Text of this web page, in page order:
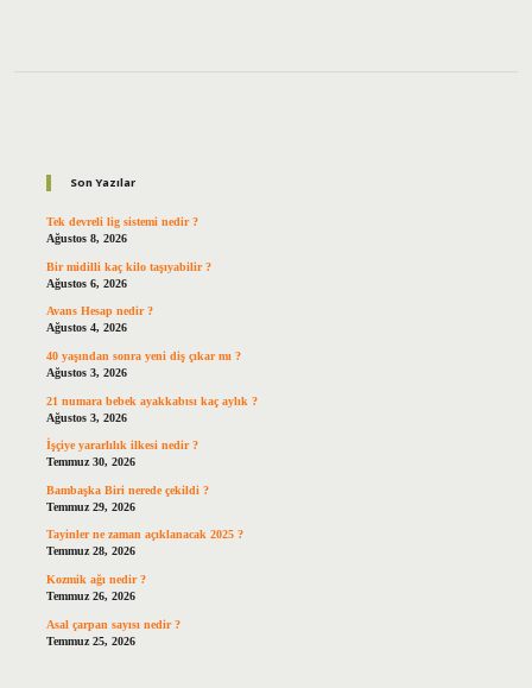
Son Yazılar
Tek devreli lig sistemi nedir ?
Ağustos 8, 2026
Bir midilli kaç kilo taşıyabilir ?
Ağustos 6, 2026
Avans Hesap nedir ?
Ağustos 4, 2026
40 yaşından sonra yeni diş çıkar mı ?
Ağustos 3, 2026
21 numara bebek ayakkabısı kaç aylık ?
Ağustos 3, 2026
İşçiye yararlılık ilkesi nedir ?
Temmuz 30, 2026
Bambaşka Biri nerede çekildi ?
Temmuz 29, 2026
Tayinler ne zaman açıklanacak 2025 ?
Temmuz 28, 2026
Kozmik ağı nedir ?
Temmuz 26, 2026
Asal çarpan sayısı nedir ?
Temmuz 25, 2026